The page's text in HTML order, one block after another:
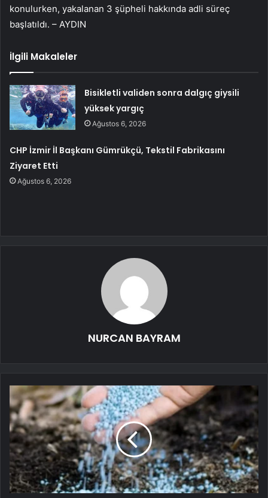
konulurken, yakalanan 3 şüpheli hakkında adli süreç
başlatıldı. – AYDIN
İlgili Makaleler
Bisikletli validen sonra dalgıç giysili
yüksek yargıç
Ağustos 6, 2026
CHP İzmir İl Başkanı Gümrükçü, Tekstil Fabrikasını
Ziyaret Etti
Ağustos 6, 2026
NURCAN BAYRAM